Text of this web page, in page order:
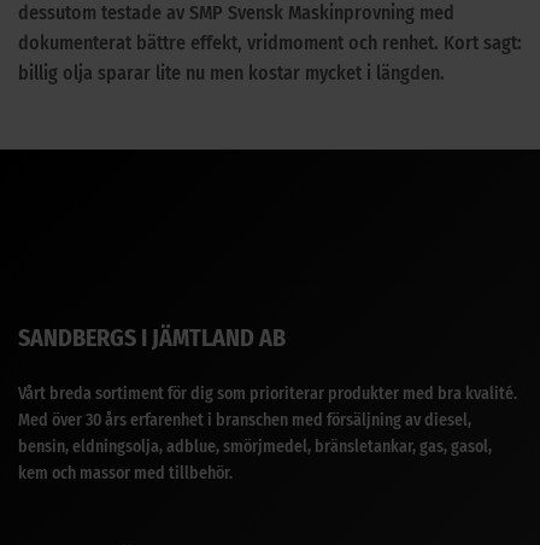
dessutom testade av SMP Svensk Maskinprovning med
dokumenterat bättre effekt, vridmoment och renhet. Kort sagt:
billig olja sparar lite nu men kostar mycket i längden.
SANDBERGS I JÄMTLAND AB
Vårt breda sortiment för dig som prioriterar produkter med bra kvalité.
Med över 30 års erfarenhet i branschen med försäljning av diesel,
bensin, eldningsolja, adblue, smörjmedel, bränsletankar, gas, gasol,
kem och massor med tillbehör.